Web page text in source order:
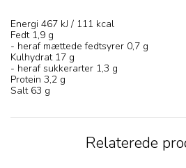
Energi 467 kJ / 111 kcal
Fedt 1,9 g
- heraf mættede fedtsyrer 0,7 g
Kulhydrat 17 g
- heraf sukkerarter 1,3 g
Protein 3,2 g
Salt 63 g
Relaterede